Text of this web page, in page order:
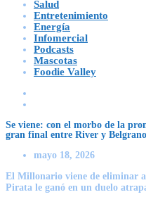
Salud
Entretenimiento
Energía
Infomercial
Podcasts
Mascotas
Foodie Valley
Se viene: con el morbo de la
gran final entre River y Belgrano
mayo 18, 2026
El Millonario viene de eliminar
Pirata le ganó en un duelo